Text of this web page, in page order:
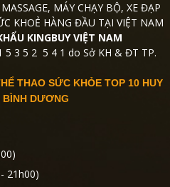
MÁY CHẠY BỘ, XE ĐẠP
KHOẺ HÀNG ĐẦU TẠI VIỆT NAM
KINGBUY VIỆT NAM
5 3 5 2 5 4 1 do Sở KH & ĐT TP.
THAO SỨC KHỎE TOP 10 HUY
DƯƠNG
21h00)